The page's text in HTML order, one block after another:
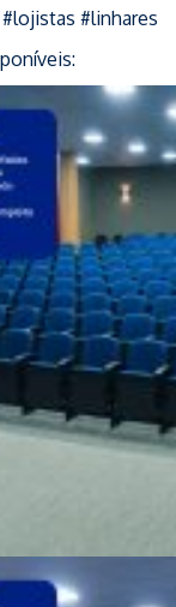
#linhares